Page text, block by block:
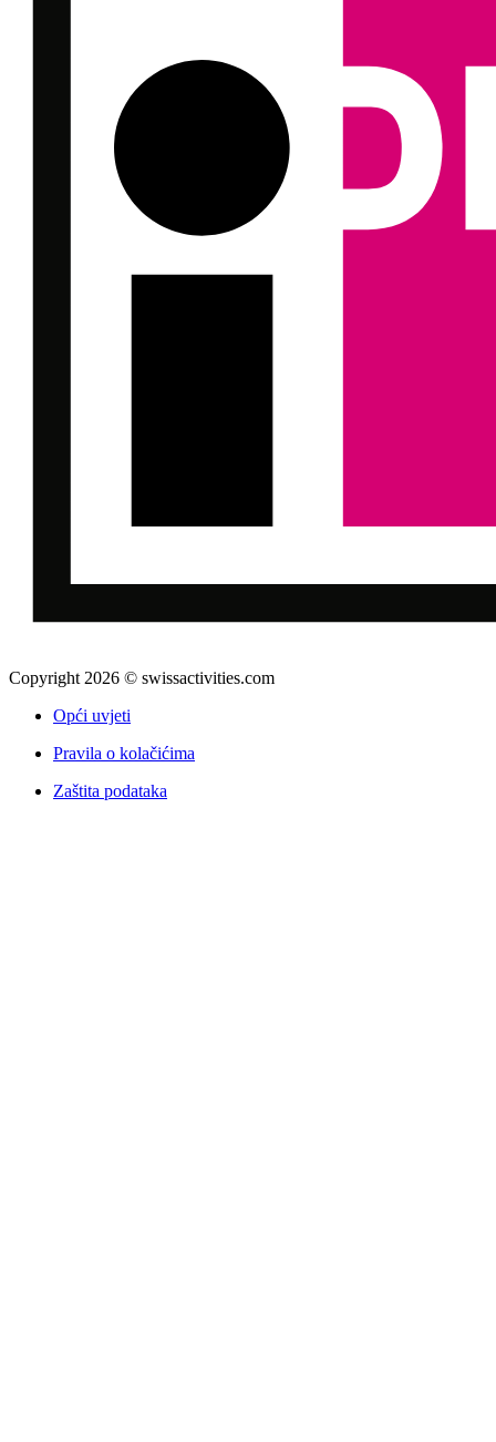
Copyright 2026 © swissactivities.com
Opći uvjeti
Pravila o kolačićima
Zaštita podataka